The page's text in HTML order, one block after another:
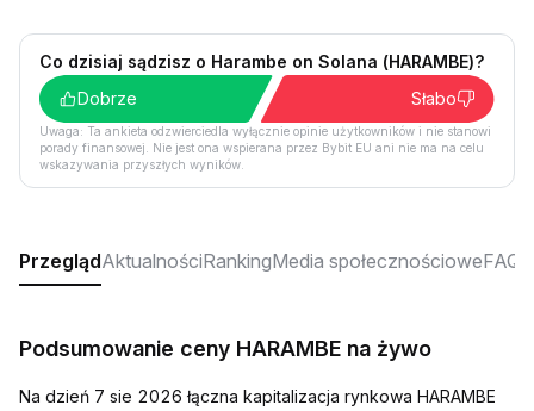
Co dzisiaj sądzisz o Harambe on Solana (HARAMBE)?
Dobrze
Słabo
Uwaga: Ta ankieta odzwierciedla wyłącznie opinie użytkowników i nie stanowi
porady finansowej. Nie jest ona wspierana przez Bybit EU ani nie ma na celu
wskazywania przyszłych wyników.
PrzeglądAktualnościRankingMedia społecznościoweFAQ
Podsumowanie ceny HARAMBE na żywo
Na dzień 7 sie 2026 łączna kapitalizacja rynkowa HARAMBE